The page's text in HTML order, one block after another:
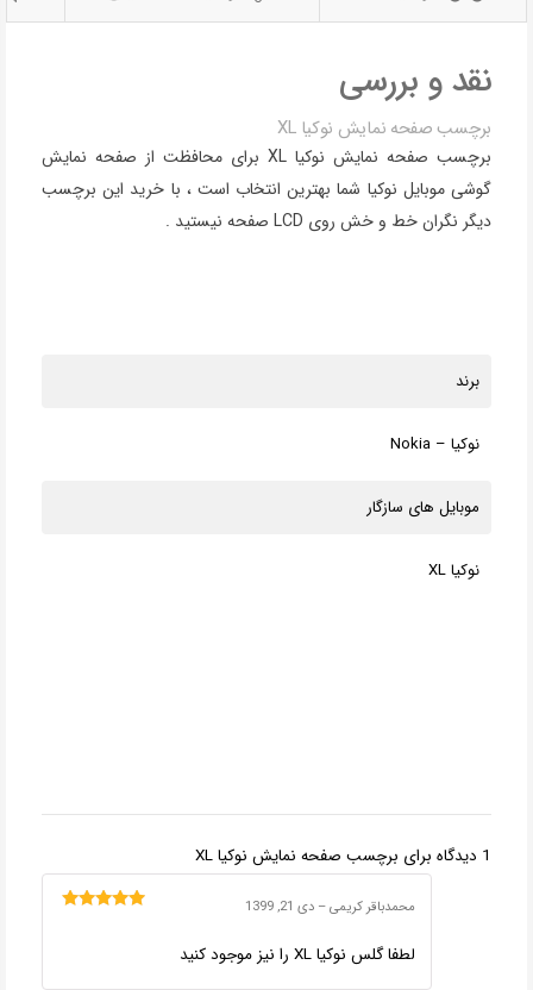
نقد و بررسی
برچسب صفحه نمایش نوکیا XL
برچسب صفحه نمایش نوکیا XL برای محافظت از صفحه نمایش
گوشی موبایل نوکیا شما بهترین انتخاب است ، با خرید این برچسب
دیگر نگران خط و خش روی LCD صفحه نیستید .
برند
نوکیا – Nokia
موبایل های سازگار
نوکیا XL
1 دیدگاه برای برچسب صفحه نمایش نوکیا XL
محمدباقر کریمی– دی 21, 1399
لطفا گلس نوکیا XL را نیز موجود کنید